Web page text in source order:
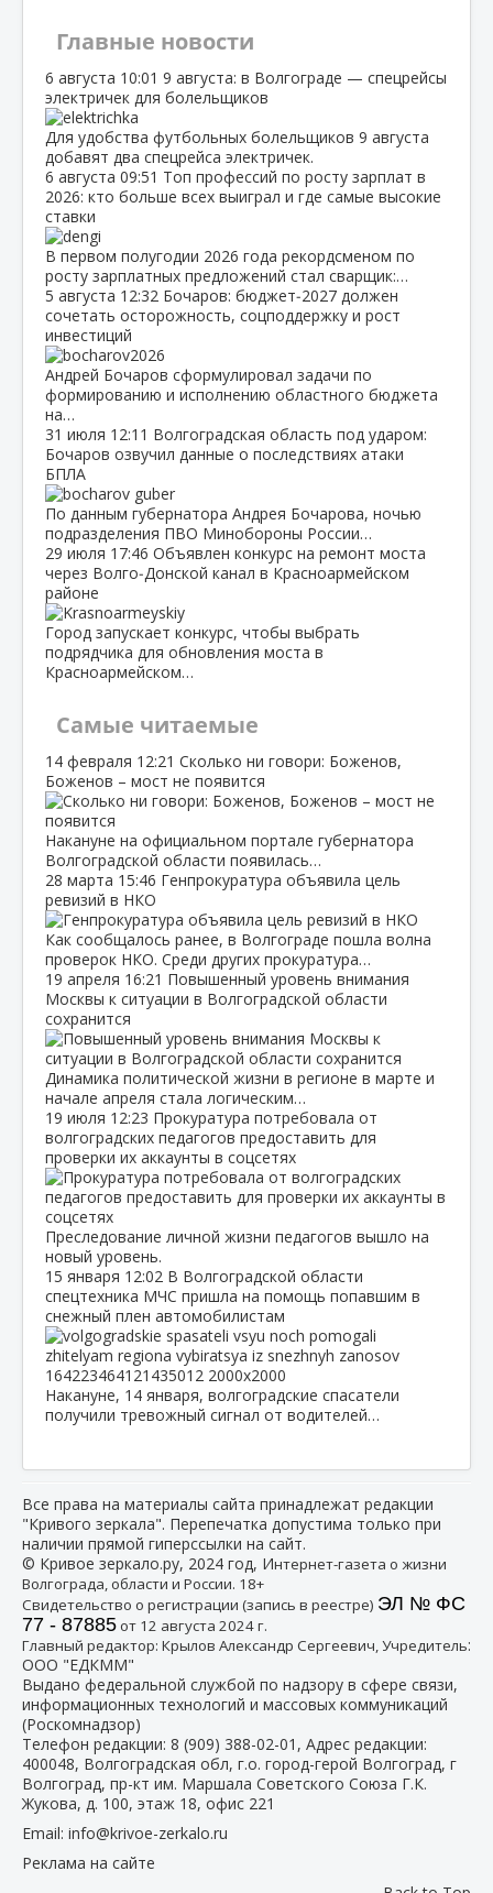
Главные новости
6 августа 10:01 9 августа: в Волгограде — спецрейсы
электричек для болельщиков
Для удобства футбольных болельщиков 9 августа
добавят два спецрейса электричек.
6 августа 09:51 Топ профессий по росту зарплат в
2026: кто больше всех выиграл и где самые высокие
ставки
В первом полугодии 2026 года рекордсменом по
росту зарплатных предложений стал сварщик:…
5 августа 12:32 Бочаров: бюджет‑2027 должен
сочетать осторожность, соцподдержку и рост
инвестиций
Андрей Бочаров сформулировал задачи по
формированию и исполнению областного бюджета
на…
31 июля 12:11 Волгоградская область под ударом:
Бочаров озвучил данные о последствиях атаки
БПЛА
По данным губернатора Андрея Бочарова, ночью
подразделения ПВО Минобороны России…
29 июля 17:46 Объявлен конкурс на ремонт моста
через Волго‑Донской канал в Красноармейском
районе
Город запускает конкурс, чтобы выбрать
подрядчика для обновления моста в
Красноармейском…
Самые читаемые
14 февраля 12:21 Сколько ни говори: Боженов,
Боженов – мост не появится
Накануне на официальном портале губернатора
Волгоградской области появилась…
28 марта 15:46 Генпрокуратура объявила цель
ревизий в НКО
Как сообщалось ранее, в Волгограде пошла волна
проверок НКО. Среди других прокуратура…
19 апреля 16:21 Повышенный уровень внимания
Москвы к ситуации в Волгоградской области
сохранится
Динамика политической жизни в регионе в марте и
начале апреля стала логическим…
19 июля 12:23 Прокуратура потребовала от
волгоградских педагогов предоставить для
проверки их аккаунты в соцсетях
Преследование личной жизни педагогов вышло на
новый уровень.
15 января 12:02 В Волгоградской области
спецтехника МЧС пришла на помощь попавшим в
снежный плен автомобилистам
Накануне, 14 января, волгоградские спасатели
получили тревожный сигнал от водителей…
Все права на материалы сайта принадлежат редакции
"Кривого зеркала". Перепечатка допустима только при
наличии прямой гиперссылки на сайт.
© Кривое зеркало.ру, 2024 год, Интернет-газета о жизни
Волгограда, области и России. 18+
Свидетельство о регистрации (запись в реестре) ЭЛ № ФС
77 - 87885от 12 августа 2024 г.
Главный редактор: Крылов Александр Сергеевич, Учредитель:
ООО "ЕДКММ"
Выдано федеральной службой по надзору в сфере связи,
информационных технологий и массовых коммуникаций
(Роскомнадзор)
Телефон редакции: 8 (909) 388-02-01 , Адрес редакции:
400048, Волгоградская обл, г.о. город-герой Волгоград, г
Волгоград, пр-кт им. Маршала Советского Союза Г.К.
Жукова, д. 100, этаж 18, офис 221
Email: info@krivoe-zerkalo.ru
Реклама на сайте